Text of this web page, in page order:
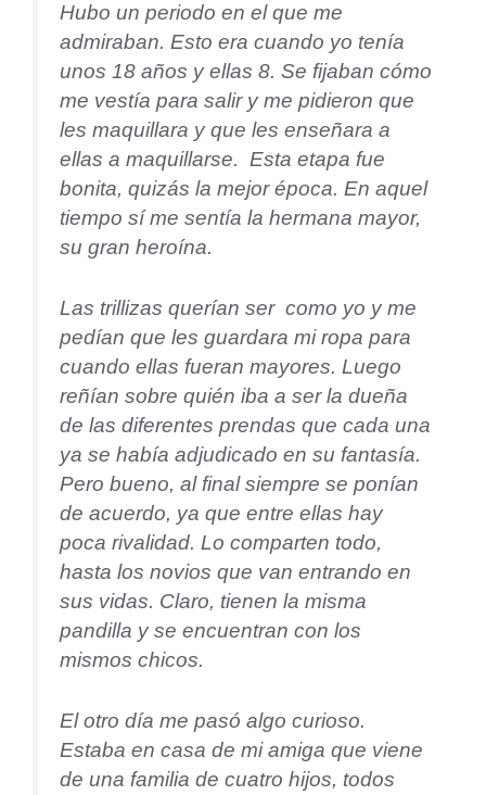
Hubo un periodo en el que me
admiraban. Esto era cuando yo tenía
unos 18 años y ellas 8. Se fijaban cómo
me vestía para salir y me pidieron que
les maquillara y que les enseñara a
ellas a maquillarse. Esta etapa fue
bonita, quizás la mejor época. En aquel
tiempo sí me sentía la hermana mayor,
su gran heroína.
Las trillizas querían ser como yo y me
pedían que les guardara mi ropa para
cuando ellas fueran mayores. Luego
reñían sobre quién iba a ser la dueña
de las diferentes prendas que cada una
ya se había adjudicado en su fantasía.
Pero bueno, al final siempre se ponían
de acuerdo, ya que entre ellas hay
poca rivalidad. Lo comparten todo,
hasta los novios que van entrando en
sus vidas. Claro, tienen la misma
pandilla y se encuentran con los
mismos chicos.
El otro día me pasó algo curioso.
Estaba en casa de mi amiga que viene
de una familia de cuatro hijos, todos